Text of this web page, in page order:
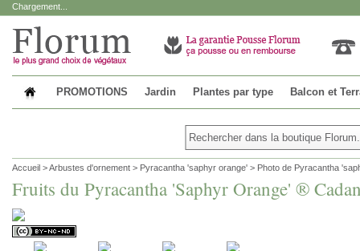
Chargement...
PROMOTIONS Jardin Plantes par type Balcon et
Accueil >Arbustes d'ornement > Pyracantha 'saphyr orange' > Photo de Pyracantha
Fruits du Pyracantha 'Saphyr Orange' ®